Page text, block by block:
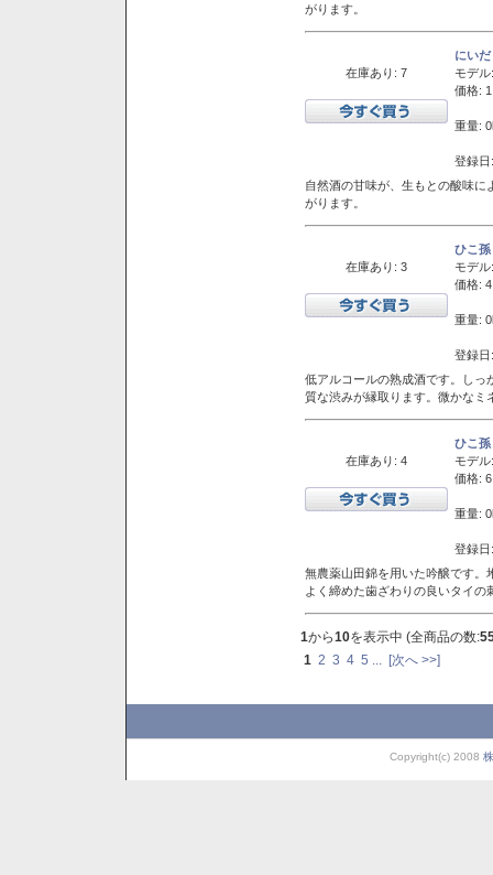
がります。
在庫あり: 7
にい
モデル:
価格:
重量:
登録
自然酒の甘味が、生もとの酸味
がります。
在庫あり: 3
ひこ
モデル:
価格:
重量:
登録
低アルコールの熟成酒です。しっ
質な渋みが縁取ります。微かなミ
在庫あり: 4
ひこ
モデル:
価格:
重量:
登録
無農薬山田錦を用いた吟醸です
よく締めた歯ざわりの良いタイ
1から10を表示中 (全商品の数:
1 2 3 4 5 [次へ >>]
Copyright(c) 2008